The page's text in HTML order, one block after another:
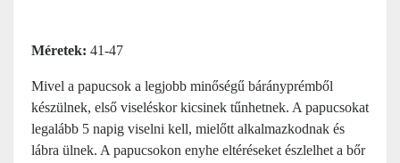
Méretek: 41-47
Mivel a papucsok a legjobb minőségű bárányprémből
készülnek, első viseléskor kicsinek tűnhetnek. A papucsokat
legalább 5 napig viselni kell, mielőtt alkalmazkodnak és
lábra ülnek. A papucsokon enyhe eltéréseket észlelhet a bőr